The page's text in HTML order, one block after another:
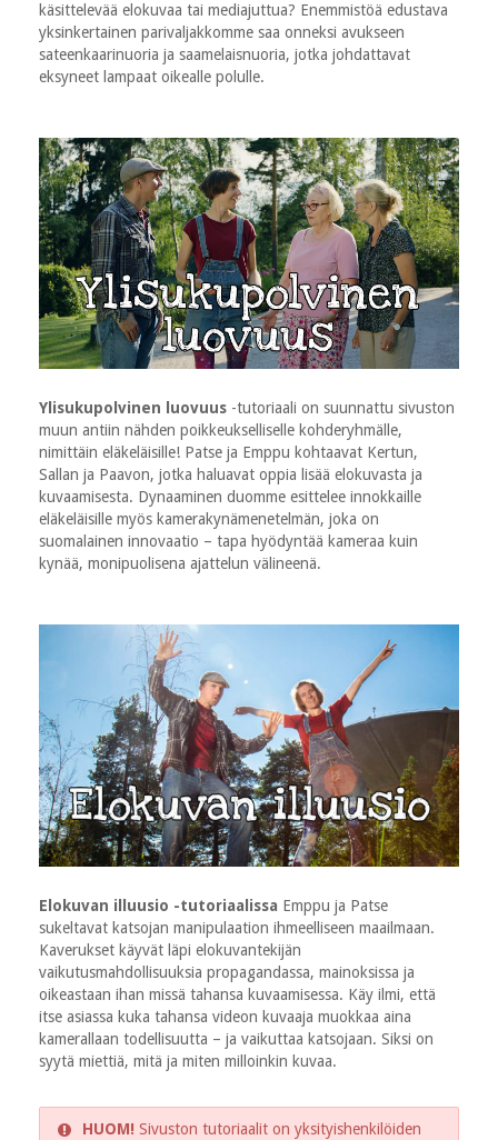
käsittelevää elokuvaa tai mediajuttua? Enemmistöä edustava
yksinkertainen parivaljakkomme saa onneksi avukseen
sateenkaarinuoria ja saamelaisnuoria, jotka johdattavat
eksyneet lampaat oikealle polulle.
Ylisukupolvinen luovuus -tutoriaali on suunnattu sivuston
muun antiin nähden poikkeukselliselle kohderyhmälle,
nimittäin eläkeläisille! Patse ja Emppu kohtaavat Kertun,
Sallan ja Paavon, jotka haluavat oppia lisää elokuvasta ja
kuvaamisesta. Dynaaminen duomme esittelee innokkaille
eläkeläisille myös kamerakynämenetelmän, joka on
suomalainen innovaatio – tapa hyödyntää kameraa kuin
kynää, monipuolisena ajattelun välineenä.
Elokuvan illuusio -tutoriaalissa Emppu ja Patse
sukeltavat katsojan manipulaation ihmeelliseen maailmaan.
Kaverukset käyvät läpi elokuvantekijän
vaikutusmahdollisuuksia propagandassa, mainoksissa ja
oikeastaan ihan missä tahansa kuvaamisessa. Käy ilmi, että
itse asiassa kuka tahansa videon kuvaaja muokkaa aina
kamerallaan todellisuutta – ja vaikuttaa katsojaan. Siksi on
syytä miettiä, mitä ja miten milloinkin kuvaa.
HUOM! Sivuston tutoriaalit on yksityishenkilöiden